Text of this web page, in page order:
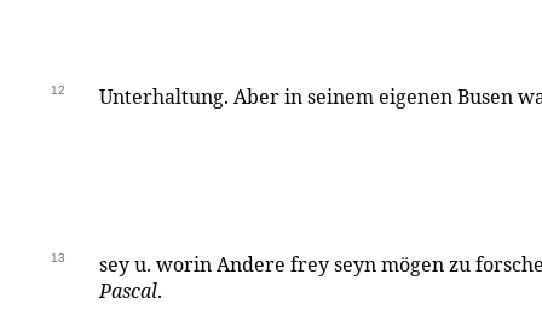
12 Unterhaltung. Aber in seinem eigenen Busen
13
sey u. worin Andere frey seyn mögen zu
Pascal.